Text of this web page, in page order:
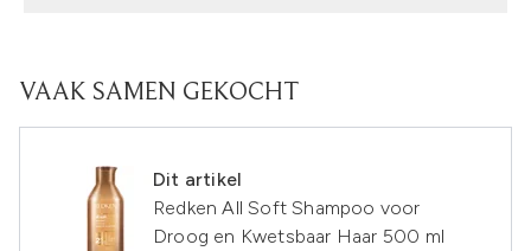
VAAK SAMEN GEKOCHT
Dit artikel
Redken All Soft Shampoo voor
Droog en Kwetsbaar Haar 500 ml